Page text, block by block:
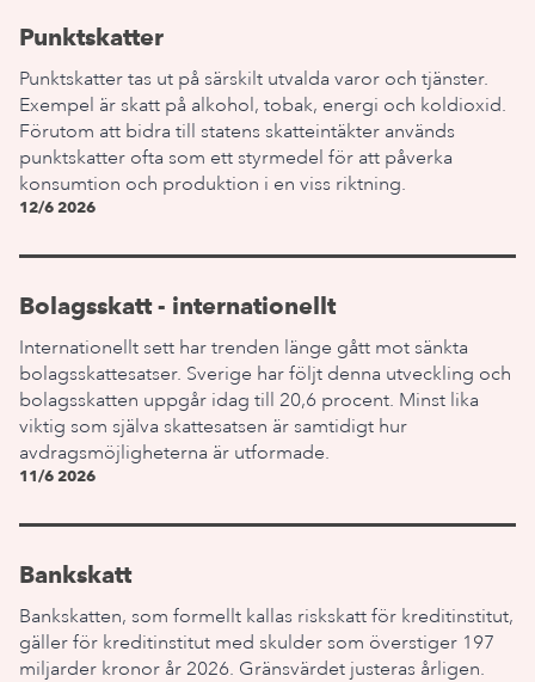
Punktskatter
Punktskatter tas ut på särskilt utvalda varor och tjänster.
Exempel är skatt på alkohol, tobak, energi och koldioxid.
Förutom att bidra till statens skatteintäkter används
punktskatter ofta som ett styrmedel för att påverka
konsumtion och produktion i en viss riktning.
12/6 2026
Bolagsskatt - internationellt
Internationellt sett har trenden länge gått mot sänkta
bolagsskattesatser. Sverige har följt denna utveckling och
bolagsskatten uppgår idag till 20,6 procent. Minst lika
viktig som själva skattesatsen är samtidigt hur
avdragsmöjligheterna är utformade.
11/6 2026
Bankskatt
Bankskatten, som formellt kallas riskskatt för kreditinstitut,
gäller för kreditinstitut med skulder som överstiger 197
miljarder kronor år 2026. Gränsvärdet justeras årligen.